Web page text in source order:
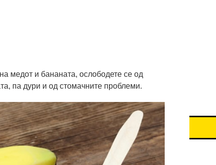
медот и бананата, ослободете се од
па дури и од стомачните проблеми.